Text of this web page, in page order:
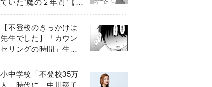
編】
【不登校のきっかけは
先生でした】「カウン
セリングの時間」生徒
の情報をバラしたの
は…《第２話》
小中学校「不登校35万
人」時代に 中川翔子